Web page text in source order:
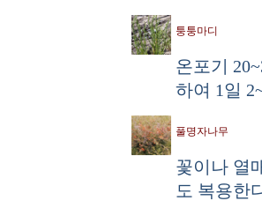
퉁퉁마디
온포기
하여 1일
풀명자나무
꽃이나 열
도 복용한